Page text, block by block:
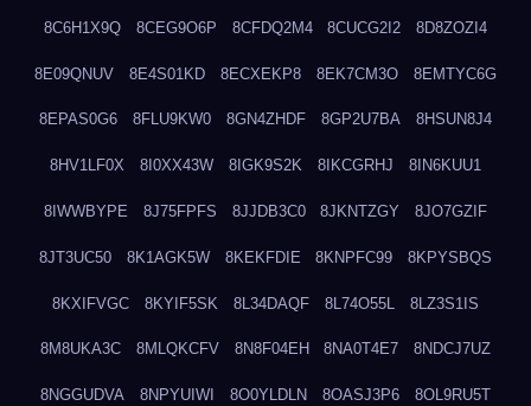
8C6H1X9Q 8CEG9O6P 8CFDQ2M4 8CUCG2I2 8D8ZOZI4
8E09QNUV 8E4S01KD 8ECXEKP8 8EK7CM3O 8EMTYC6G
8EPAS0G6 8FLU9KW0 8GN4ZHDF 8GP2U7BA 8HSUN8J4
8HV1LF0X 8I0XX43W 8IGK9S2K 8IKCGRHJ 8IN6KUU1
8IWWBYPE 8J75FPFS 8JJDB3C0 8JKNTZGY 8JO7GZIF
8JT3UC50 8K1AGK5W 8KEKFDIE 8KNPFC99 8KPYSBQS
8KXIFVGC 8KYIF5SK 8L34DAQF 8L74O55L 8LZ3S1IS
8M8UKA3C 8MLQKCFV 8N8F04EH 8NA0T4E7 8NDCJ7UZ
8NGGUDVA 8NPYUIWI 8O0YLDLN 8OASJ3P6 8OL9RU5T